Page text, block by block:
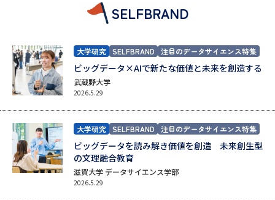
大学・短大以外の資料から請求
専門学校の資料請求 大学院の資料請求
留学・進学関連、塾・予備校
大学入学共通テスト「受験上の
配慮案内」の請求
幼稚園教員資格認定試験 小学校教員資格認定試験
高等学校（情報）教員資格認定
SELFBRAND
大学研究 SELFBRAND 注目のデータサイエンス特集
ビッグデータ×AIで新たな価値と未来を創造する
武蔵野大学
2026.5.29
大学研究 SELFBRAND 注目のデータサイエンス特集
ビッグデータを読み解き価値を創造 未来創生型
の文理融合教育
滋賀大学 データサイエンス学部
2026.5.29